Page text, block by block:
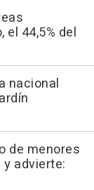
44,5% del
nacional
de menores
advierte: